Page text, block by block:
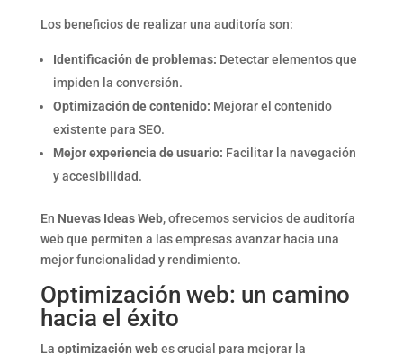
Los beneficios de realizar una auditoría son:
Identificación de problemas: Detectar elementos que
impiden la conversión.
Optimización de contenido: Mejorar el contenido
existente para SEO.
Mejor experiencia de usuario: Facilitar la navegación
y accesibilidad.
En Nuevas Ideas Web, ofrecemos servicios de auditoría
web que permiten a las empresas avanzar hacia una
mejor funcionalidad y rendimiento.
Optimización web: un camino
hacia el éxito
La optimización webes crucial para mejorar la